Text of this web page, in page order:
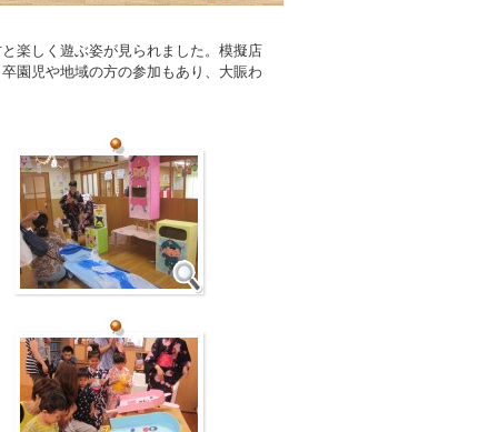
楽しく遊ぶ姿が見られました。模擬店
園児や地域の方の参加もあり、大賑わ